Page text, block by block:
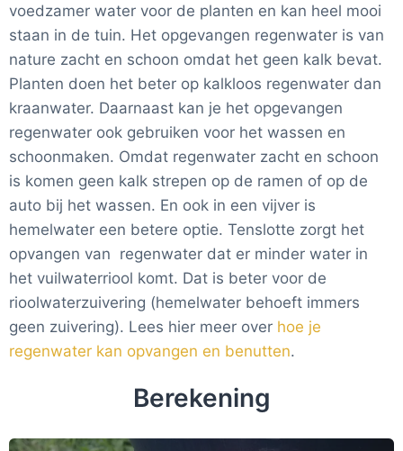
voedzamer water voor de planten en kan heel mooi
staan in de tuin. Het opgevangen regenwater is van
nature zacht en schoon omdat het geen kalk bevat.
Planten doen het beter op kalkloos regenwater dan
kraanwater. Daarnaast kan je het opgevangen
regenwater ook gebruiken voor het wassen en
schoonmaken. Omdat regenwater zacht en schoon
is komen geen kalk strepen op de ramen of op de
auto bij het wassen. En ook in een vijver is
hemelwater een betere optie. Tenslotte zorgt het
opvangen van regenwater dat er minder water in
het vuilwaterriool komt. Dat is beter voor de
rioolwaterzuivering (hemelwater behoeft immers
geen zuivering). Lees hier meer over hoe je
regenwater kan opvangen en benutten.
Berekening